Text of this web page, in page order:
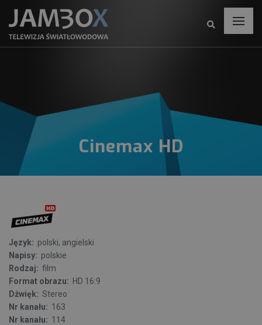
Cinemax HD
Język: polski, angielski
Napisy: polskie
Rodzaj: film
Format obrazu: HD 16:9
Dźwięk: Stereo
Nr kanału: 163
Nr kanału: 114